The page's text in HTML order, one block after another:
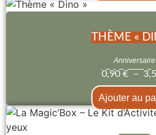
THÈME «
Anniversaire
0,90 € –
Ajouter au